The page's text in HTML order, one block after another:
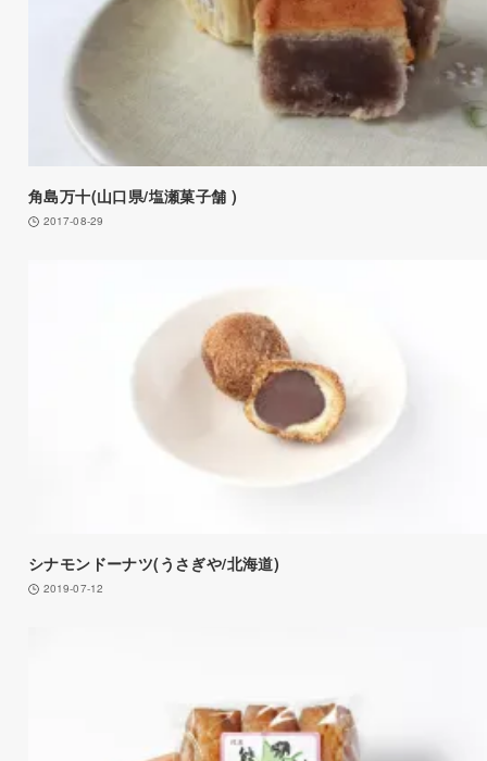
角島万十(山口県/塩瀬菓子舗 )
2017-08-29
シナモンドーナツ(うさぎや/北海道)
2019-07-12